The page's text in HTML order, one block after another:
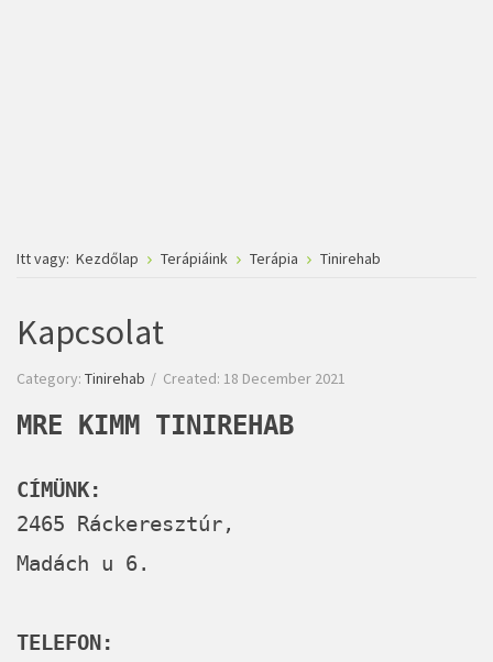
Itt vagy: Kezdőlap Terápiáink Terápia Tinirehab
Kapcsolat
Category: Tinirehab Created: 18 December 2021
MRE KIMM TINIREHAB
CÍMÜNK:
2465 Ráckeresztúr,
Madách u 6.
TELEFON: